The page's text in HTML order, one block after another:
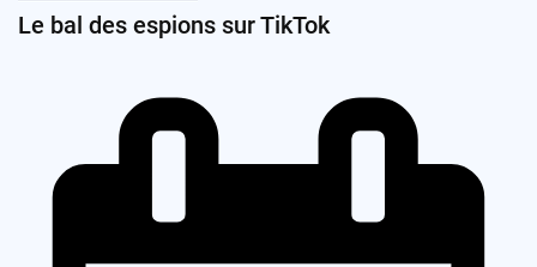
Le bal des espions sur TikTok